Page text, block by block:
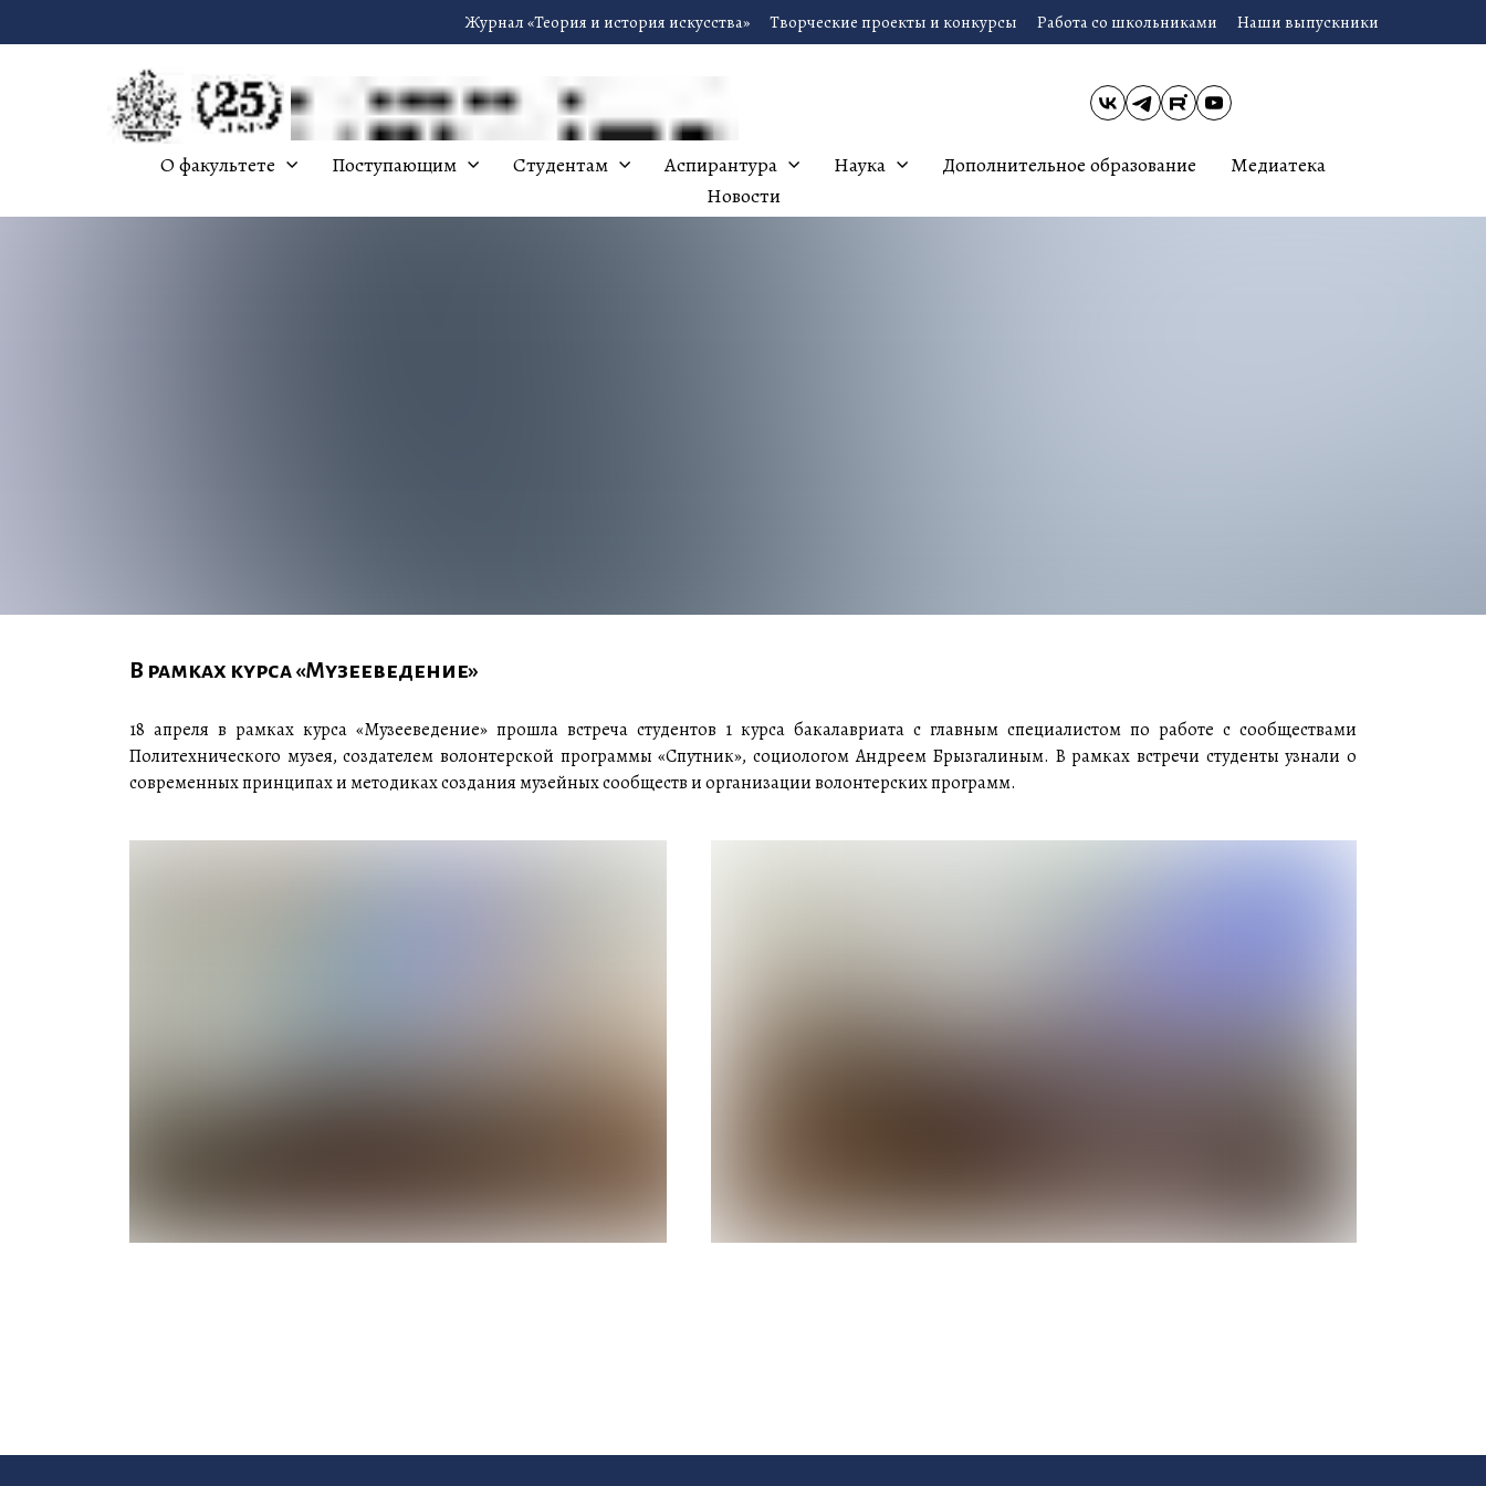
Журнал «Теория и история искусства» Творческие проекты и конкурсы Работа со школьниками Наши выпускники
О факультете Поступающим Студентам Аспирантура Наука Дополнительное образование
Медиатека
Новости
18 апреля в рамках курса «Музееведение» прошла встреча студентов 1 курса бакалавриата с главным специалистом по работе с сообществами
Политехнического музея, создателем волонтерской программы «Спутник», социологом Андреем Брызгалиным. В рамках встречи студенты узнали о
современных принципах и методиках создания музейных сообществ и организации волонтерских программ.
В рамках курса «Музееведение»